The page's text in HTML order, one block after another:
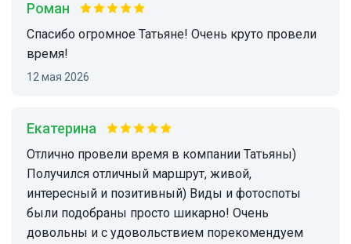
Роман
спасибо огромное Татьяне! Очень круто провели
время!
12 мая 2026
Екатерина
Отлично провели время в компании Татьяны)
Получился отличный маршрут, живой,
интересный и позитивный) Виды и фотоспоты
были подобраны просто шикарно! Очень
довольны и с удовольствием порекомендуем